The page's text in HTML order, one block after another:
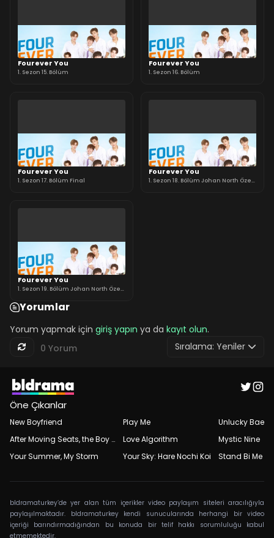
Fourever You
1. Sezon 15. Bölüm
Fourever You
1. Sezon 16. Bölüm
Fourever You
1. Sezon 17. Bölüm Final
Fourever You
1. Sezon 18. Bölüm Johan North Özel
Fourever You
1. Sezon 19. Bölüm Johan North Özel
Yorumlar
Yorum yapmak için giriş yapın ya da kayıt olun.
0 Yorum
Sıralama: Yeniler
Öne Çıkanlar
New Boyfriend
After Moving Seats, the Boy Behind Me Has a Crush on Me
Your Summer, My Storm
Play Me
Love Algorithm
Your Sky: Hare Nochi Koi
Unlucky Bae
Mystic Nine
Stand Bi Me
bldramaturkey’de yer alan tüm içerikler video paylaşım siteleri aracılığıyla
paylaşılmaktadır. bldramaturkey kendi sunucularında herhangi bir video
içeriği barındırmadığından bu konuda bir telif hakkı sorumluluğu kabul
etmemektedir.